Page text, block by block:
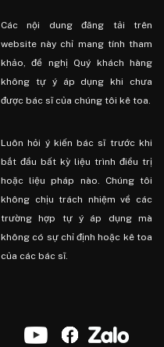
Các nội dung đăng tải trên
website này chỉ mang tính tham
khảo, đề nghị Quý khách hàng
không tự ý áp dụng khi chưa
được bác sĩ của chúng tôi kê toa.
Luôn hỏi ý kiến ​​bác sĩ trước khi
bắt đầu bất kỳ liệu trình điều trị
hoặc liệu pháp nào. Chúng tôi
không chịu trách nhiệm về các
trường hợp tự ý áp dụng mà
không có sự chỉ định hoặc kê toa
của các bác sĩ.